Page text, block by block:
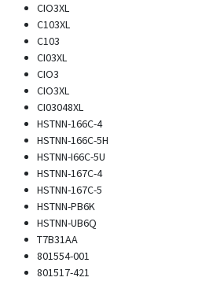
CIO3XL
C103XL
C103
CI03XL
CIO3
CIO3XL
CI03048XL
HSTNN-166C-4
HSTNN-166C-5H
HSTNN-I66C-5U
HSTNN-167C-4
HSTNN-167C-5
HSTNN-PB6K
HSTNN-UB6Q
T7B31AA
801554-001
801517-421